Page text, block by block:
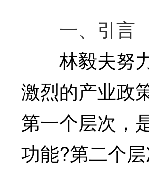
一、引言
林毅夫努力
激烈的产业政
第一个层次，
功能?第二个